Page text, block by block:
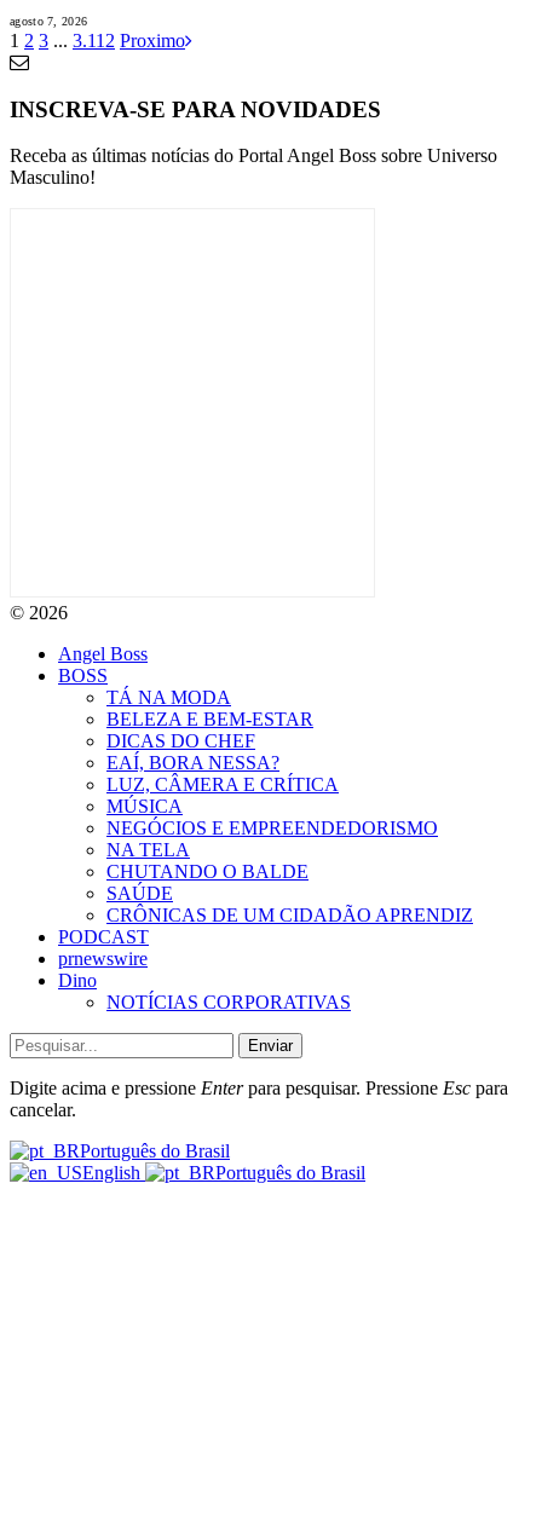
agosto 7, 2026
1 2 3 ... 3.112 Proximo
INSCREVA-SE PARA NOVIDADES
Receba as últimas notícias do Portal Angel Boss sobre Universo
Masculino!
© 2026
Angel Boss
BOSS
TÁ NA MODA
BELEZA E BEM-ESTAR
DICAS DO CHEF
EAÍ, BORA NESSA?
LUZ, CÂMERA E CRÍTICA
MÚSICA
NEGÓCIOS E EMPREENDEDORISMO
NA TELA
CHUTANDO O BALDE
SAÚDE
CRÔNICAS DE UM CIDADÃO APRENDIZ
PODCAST
prnewswire
Dino
NOTÍCIAS CORPORATIVAS
Enviar
Digite acima e pressione Enterpara pesquisar. Pressione Esc para
cancelar.
Português do Brasil
English
Português do Brasil